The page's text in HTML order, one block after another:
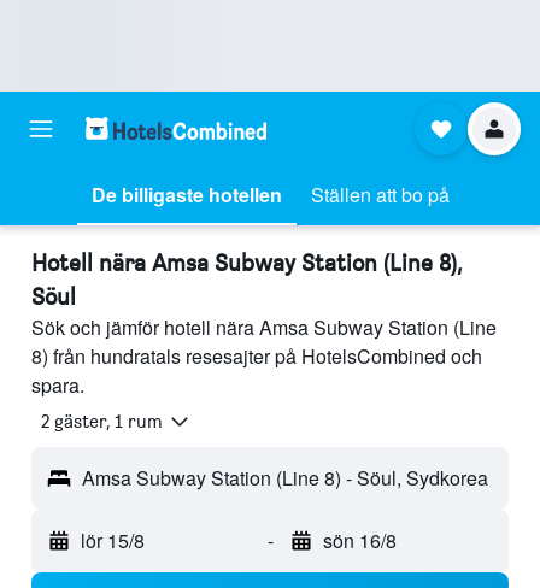
De billigaste hotellen Ställen att bo på
Hotell nära Amsa Subway Station (Line 8),
Söul
Sök och jämför hotell nära Amsa Subway Station (Line
8) från hundratals resesajter på HotelsCombined och
spara.
2 gäster, 1 rum
Amsa Subway Station (Line 8) - Söul, Sydkorea
lör 15/8 - sön 16/8